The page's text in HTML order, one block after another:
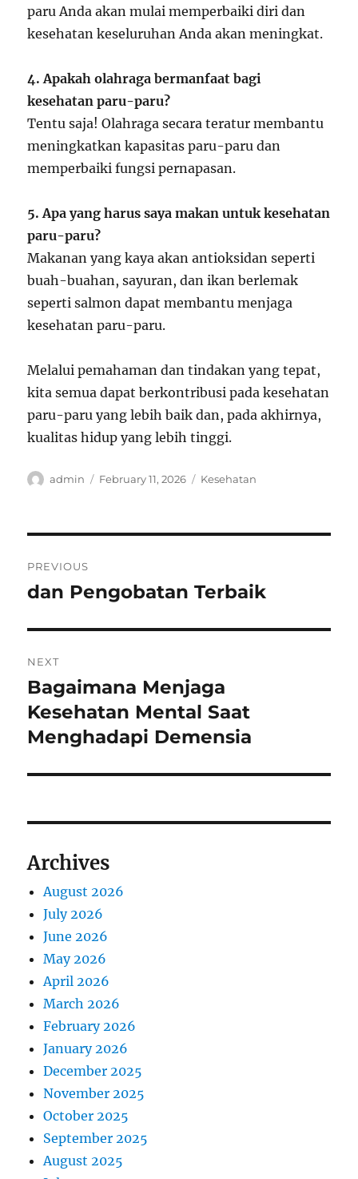
paru Anda akan mulai memperbaiki diri dan
kesehatan keseluruhan Anda akan meningkat.
4. Apakah olahraga bermanfaat bagi
kesehatan paru-paru?
Tentu saja! Olahraga secara teratur membantu
meningkatkan kapasitas paru-paru dan
memperbaiki fungsi pernapasan.
5. Apa yang harus saya makan untuk kesehatan
paru-paru?
Makanan yang kaya akan antioksidan seperti
buah-buahan, sayuran, dan ikan berlemak
seperti salmon dapat membantu menjaga
kesehatan paru-paru.
Melalui pemahaman dan tindakan yang tepat,
kita semua dapat berkontribusi pada kesehatan
paru-paru yang lebih baik dan, pada akhirnya,
kualitas hidup yang lebih tinggi.
Author
admin
Posted
February 11, 2026 Categories
Kesehatan
navigation
PREVIOUS
Previous
dan Pengobatan Terbaik
NEXT
Next
post:
Bagaimana Menjaga
Kesehatan Mental Saat
Menghadapi Demensia
Archives
August 2026
July 2026
June 2026
May 2026
April 2026
March 2026
February 2026
January 2026
December 2025
November 2025
October 2025
September 2025
August 2025